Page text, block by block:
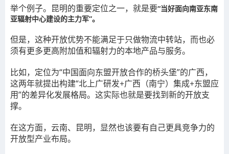
举个例子。昆明的重要定位之一，就是要“当好面向南亚东南
亚辐射中心建设的主力军”。
但是，这种开放优势不能满足于只做物流中转站，而也必
须有更多更高附加值和辐射力的本地产品与服务。
比如，定位为“中国面向东盟开放合作的桥头堡”的广西，
这两年就提出构建“北上广研发+广西 （南宁） 集成+东盟应
用”的差异化发展格局。这实际也就是要找到新的开放支
撑。
在这方面，云南、昆明，显然也该要有自己更具竞争力的
开放型产业布局。